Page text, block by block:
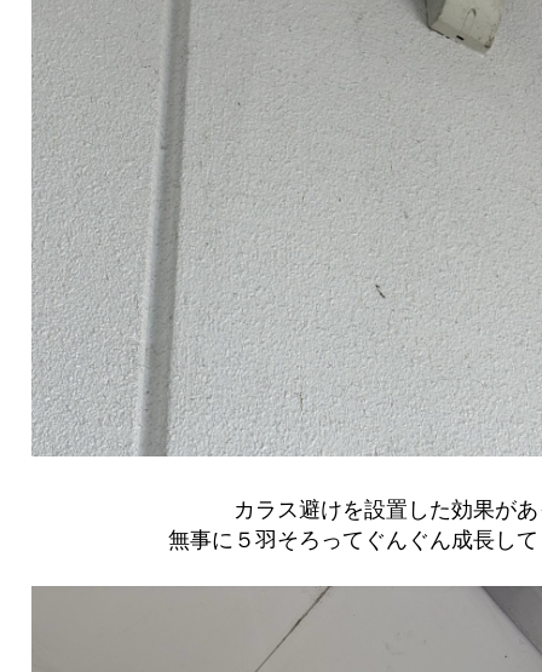
カラス避けを設置した効果が
無事に５羽そろってぐんぐん成長し